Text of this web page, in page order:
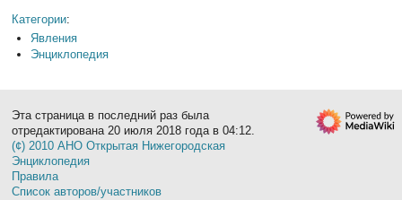
Категории:
Явления
Энциклопедия
Эта страница в последний раз была
отредактирована 20 июля 2018 года в 04:12.
(¢) 2010 АНО Открытая Нижегородская
Энциклопедия
Правила
Список авторов/участников